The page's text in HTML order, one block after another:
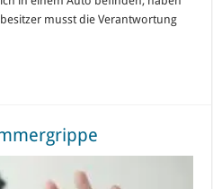
musst die Verantwortung